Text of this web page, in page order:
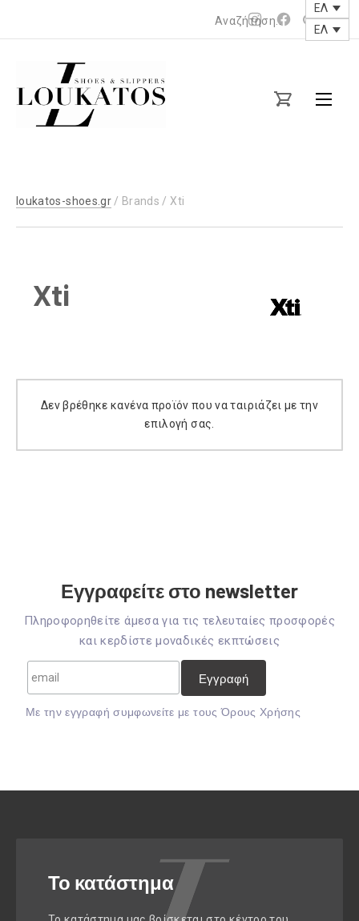
Νέο
παράθυρο
Νέο
παράθυρο
ΕΛ
ΕΛ
loukatos-
shoes.gr
t
i
loukatos-shoes.gr/ Brands / Xti
Xti
Δεν βρέθηκε κανένα προϊόν που να ταιριάζει με την
επιλογή σας.
Εγγραφείτε στο newsletter
Πληροφορηθείτε άμεσα για τις τελευταίες προσφορές
και κερδίστε μοναδικές εκπτώσεις
Mε την εγγραφή συμφωνείτε με τουςΌρους Χρήσης
Το κατάστημα